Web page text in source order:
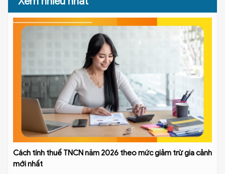
Cách tính thuế TNCN năm 2026 theo mức giảm trừ gia cảnh
mới nhất